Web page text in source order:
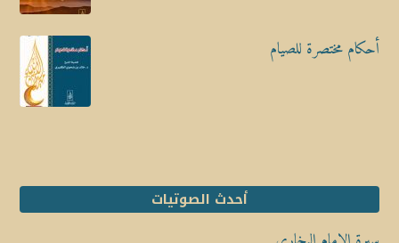
أحكام مختصرة للصيام
أحدث الصوتيات